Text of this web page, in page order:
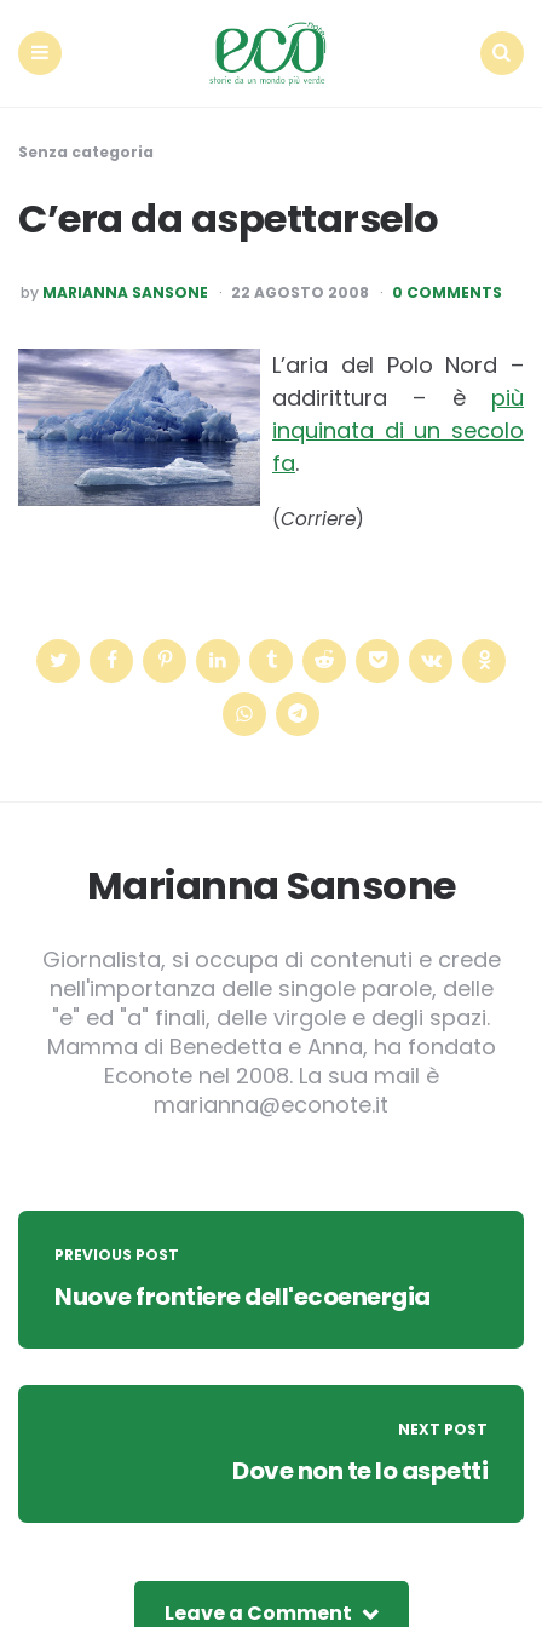
Senza categoria
C’era da aspettarselo
POSTED
BY
by MARIANNA SANSONE 22 AGOSTO 2008 0 COMMENTS
L’aria del Polo Nord –
addirittura – è più
inquinata di un secolo
fa.
(Corriere)
Marianna Sansone
Giornalista, si occupa di contenuti e crede
nell'importanza delle singole parole, delle
"e" ed "a" finali, delle virgole e degli spazi.
Mamma di Benedetta e Anna, ha fondato
Econote nel 2008. La sua mail è
marianna@econote.it
Post
navigation
PREVIOUS POST
Nuove frontiere dell'ecoenergia
NEXT POST
Dove non te lo aspetti
Leave a Comment